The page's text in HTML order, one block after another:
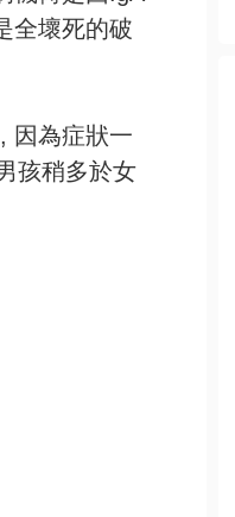
全壞死的破
因為症狀一
孩稍多於女